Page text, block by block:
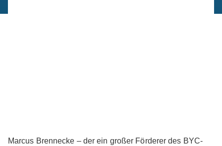
Marcus Brennecke – der ein großer Förderer des BYC-